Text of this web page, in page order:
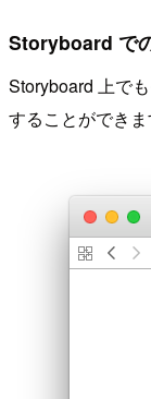
Storyboard で
Storyboard 上で
することができま